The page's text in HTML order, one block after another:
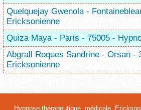
Quelquejay Gwenola -
Ericksonienne
Quiza Maya - Paris - 75005 -
Abgrall Roques Sandrine - Orsan -
Ericksonienne
Hypnose thérapeutique, médicale,